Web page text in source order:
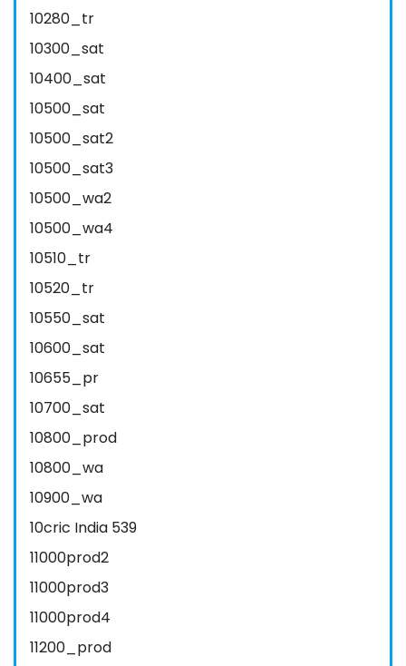
10280_tr
10300_sat
10400_sat
10500_sat
10500_sat2
10500_sat3
10500_wa2
10500_wa4
10510_tr
10520_tr
10550_sat
10600_sat
10655_pr
10700_sat
10800_prod
10800_wa
10900_wa
10cric India 539
11000prod2
11000prod3
11000prod4
11200_prod